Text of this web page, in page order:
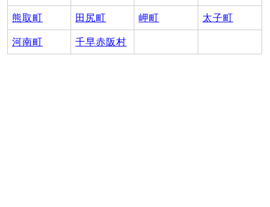
熊取町 田尻町 岬町 太子町
河南町 千早赤阪村